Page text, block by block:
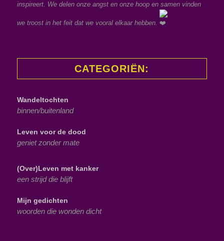
inspireert. We delen onze angst en onze hoop en samen vinden
we troost in het feit dat we vooral elkaar hebben.
CATEGORIËN:
Wandeltochten
binnen/buitenland
Leven voor de dood
geniet zonder mate
(Over)Leven met kanker
een strijd die blijft
Mijn gedichten
woorden die wonden dicht